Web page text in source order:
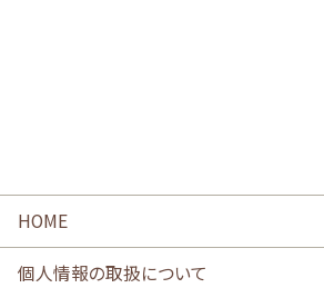
HOME
個人情報の取扱について